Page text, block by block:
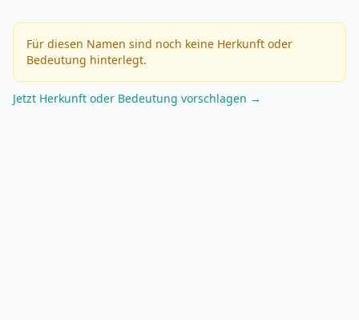
Für diesen Namen sind noch keine Herkunft oder
Bedeutung hinterlegt.
Jetzt Herkunft oder Bedeutung vorschlagen →